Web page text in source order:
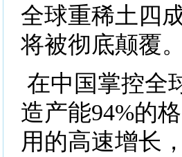
全球重稀土四
将被彻底颠覆。
在中国掌控全
造产能94%的
用的高速增长